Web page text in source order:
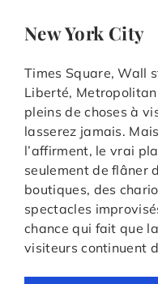
New York City
Times Square, Wall
Liberté,
pleins de choses à
lasserez jamais.
l’affirment, le vrai
seulement de flâner
boutiques, des
spectacles
chance qui fait que
visiteurs continuent